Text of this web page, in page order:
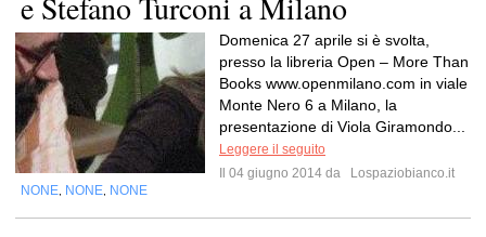
Domenica 27 aprile si è svolta,
presso la libreria Open – More Than
Books www.openmilano.com in viale
Monte Nero 6 a Milano, la
presentazione di Viola Giramondo...
Leggere il seguito
Il 04 giugno 2014 da
Lospaziobianco.it
NONE NONE NONE